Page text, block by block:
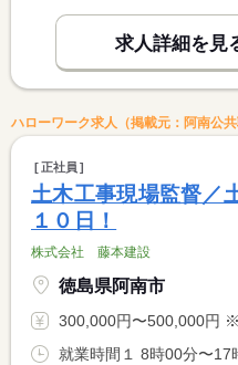
求人詳細を見
ハローワーク求人（掲載元：阿南公共
正社員
土木工事現場監督／
１０日！
株式会社 藤本建設
徳島県阿南市
300,000円〜500,000円 ※フルタイム求人の場合は月額
就業時間１ 8時00分〜17